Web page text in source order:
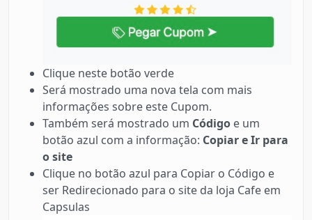
Clique neste botão verde
Será mostrado uma nova tela com mais
informações sobre este Cupom.
Também será mostrado um Código e um
botão azul com a informação: Copiar e Ir para
o site
Clique no botão azul para Copiar o Código e
ser Redirecionado para o site da loja Cafe em
Capsulas